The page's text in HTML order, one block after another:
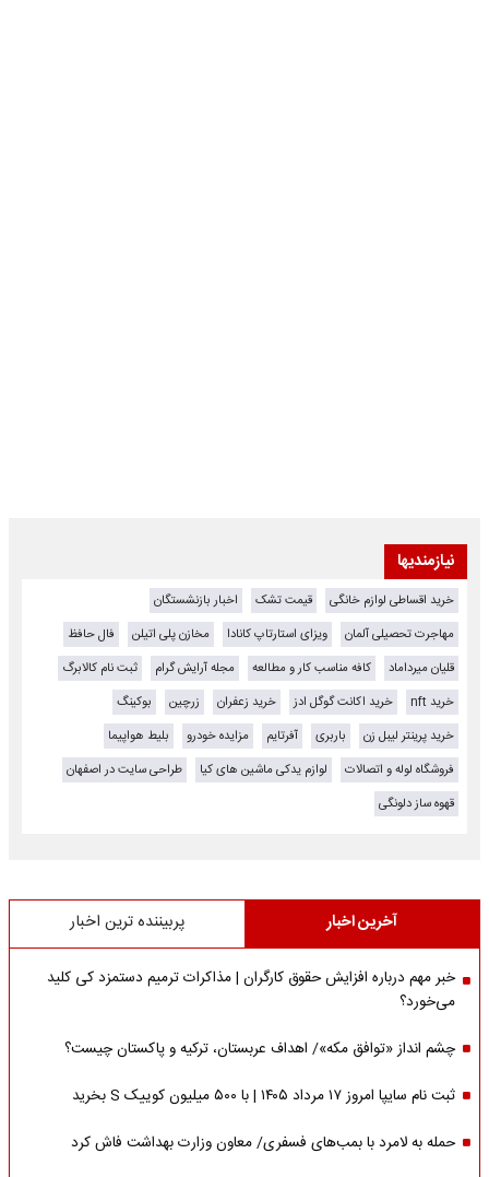
نیازمندیها
خرید اقساطی لوازم خانگی قیمت تشک
اخبار بازنشستگان
مهاجرت تحصیلی آلمان
ویزای استارتاپ کانادا مخازن پلی اتیلن
فال حافظ
قلیان میرداماد
کافه مناسب کار و مطالعه مجله آرایش گرام
ثبت نام کالابرگ
خرید nft
خرید اکانت گوگل ادز خرید زعفران زرچین
بوکینگ
خرید پرینتر لیبل زن
باربری آفرتایم مزایده خودرو
بلیط هواپیما
فروشگاه لوله و اتصالات
لوازم یدکی ماشین های کیا
طراحی سایت در اصفهان
قهوه ساز دلونگی
آخرین اخبار پربیننده ترین اخبار
خبر مهم درباره افزایش حقوق کارگران | مذاکرات ترمیم دستمزد کی کلید
می‌خورد؟
چشم انداز «توافق مکه»/ اهداف عربستان، ترکیه و پاکستان چیست؟
ثبت نام سایپا امروز ۱۷ مرداد ۱۴۰۵ | با ۵۰۰ میلیون کوییک S بخرید
حمله به لامرد با بمب‌های فسفری/ معاون وزارت بهداشت فاش کرد